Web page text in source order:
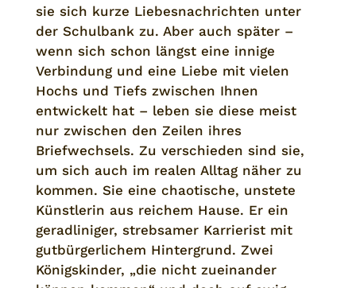
sie sich kurze Liebesnachrichten unter
der Schulbank zu. Aber auch später –
wenn sich schon längst eine innige
Verbindung und eine Liebe mit vielen
Hochs und Tiefs zwischen Ihnen
entwickelt hat – leben sie diese meist
nur zwischen den Zeilen ihres
Briefwechsels. Zu verschieden sind sie,
um sich auch im realen Alltag näher zu
kommen. Sie eine chaotische, unstete
Künstlerin aus reichem Hause. Er ein
geradliniger, strebsamer Karrierist mit
gutbürgerlichem Hintergrund. Zwei
Königskinder, „die nicht zueinander